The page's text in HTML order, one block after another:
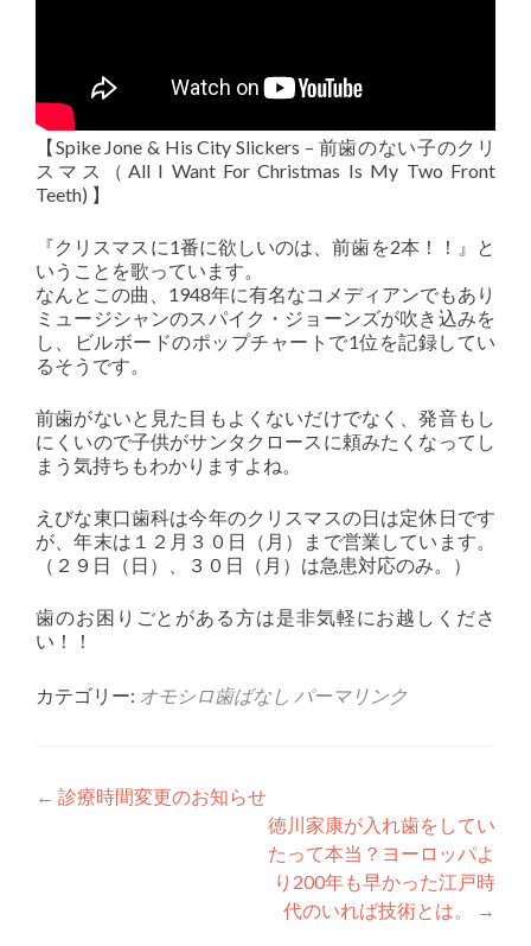
【Spike Jone & His City Slickers – 前歯のない子のクリ
スマス（All I Want For Christmas Is My Two Front
Teeth) 】
『クリスマスに1番に欲しいのは、前歯を2本！！』と
いうことを歌っています。
なんとこの曲、1948年に有名なコメディアンでもあり
ミュージシャンのスパイク・ジョーンズが吹き込みを
し、ビルボードのポップチャートで1位を記録してい
るそうです。
前歯がないと見た目もよくないだけでなく、発音もし
にくいので子供がサンタクロースに頼みたくなってし
まう気持ちもわかりますよね。
えびな東口歯科は今年のクリスマスの日は定休日です
が、年末は１２月３０日（月）まで営業しています。
（２９日（日）、３０日（月）は急患対応のみ。）
歯のお困りごとがある方は是非気軽にお越しくださ
い！！
カテゴリー: オモシロ歯ばなし パーマリンク
投
← 診療時間変更のお知らせ
徳川家康が入れ歯をしてい
たって本当？ヨーロッパよ
り200年も早かった江戸時
代のいれば技術とは。
→